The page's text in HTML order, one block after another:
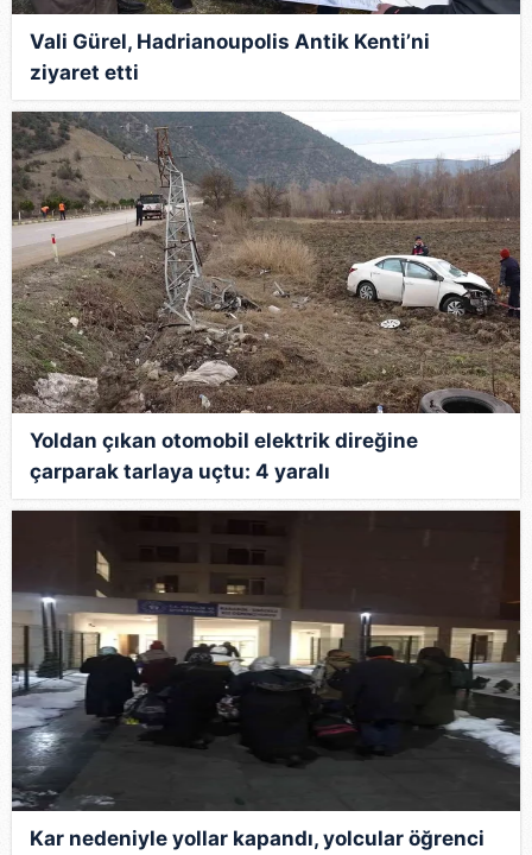
Vali Gürel, Hadrianoupolis Antik Kenti’ni
ziyaret etti
Yoldan çıkan otomobil elektrik direğine
çarparak tarlaya uçtu: 4 yaralı
Kar nedeniyle yollar kapandı, yolcular öğrenci